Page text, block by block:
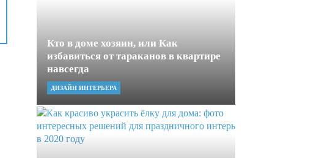
Кто в доме хозяин, или Как
избавиться от тараканов в квартире
навсегда
ДИЗАЙН ИНТЕРЬЕРА